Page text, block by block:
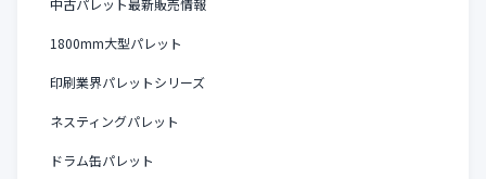
1800mm大型パレット
印刷業界パレットシリーズ
ネスティングパレット
ドラム缶パレット